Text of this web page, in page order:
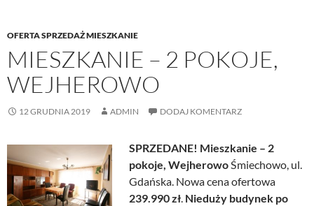
OFERTA SPRZEDAŻ MIESZKANIE
MIESZKANIE – 2 POKOJE,
WEJHEROWO
12 GRUDNIA 2019 ADMIN DODAJ KOMENTARZ
SPRZEDANE! Mieszkanie – 2
pokoje, WejherowoŚmiechowo, ul.
Gdańska. Nowa cena ofertowa
239.990 zł. Nieduży budynek po